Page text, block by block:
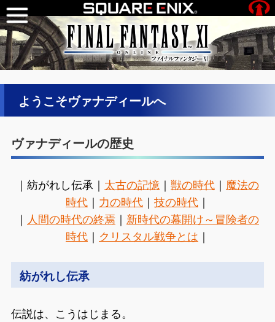
ようこそヴァナディールへ
ヴァナディールの歴史
｜紡がれし伝承｜ 太古の記憶 ｜ 獣の時代 ｜ 魔法の
時代 ｜ 力の時代 ｜ 技の時代 ｜
｜ 人間の時代の終焉 ｜ 新時代の幕開け～冒険者の
時代 ｜ クリスタル戦争とは ｜
紡がれし伝承
伝説は、こうはじまる。